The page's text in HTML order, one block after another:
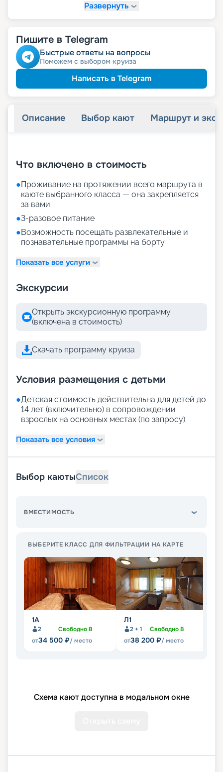
Развернуть
Пишите в Telegram
Быстрые ответы на вопросы
Поможем с выбором круиза
Написать в Telegram
Описание Выбор кают Маршрут и
Что включено в стоимость
●Проживание на протяжении всего маршрута в
каюте выбранного класса — она закрепляется
за вами
●3-разовое питание
●Возможность посещать развлекательные и
познавательные программы на борту
Показать все услуги
Экскурсии
Открыть экскурсионную программу
(включена в стоимость)
Скачать программу круиза
Условия размещения с детьми
●Детская стоимость действительна для детей до
14 лет (включительно) в сопровождении
взрослых на основных местах (по запросу).
Показать все условия
Выбор каютыСписок
ВМЕСТИМОСТЬ
ВЫБЕРИТЕ КЛАСС ДЛЯ ФИЛЬТРАЦИИ НА КАРТЕ
1А
2 Свободно8
от34 500 ₽/ место
Л1
2 + 1 Свободно8
от38 200 ₽/ место
Схема кают доступна в модальном окне